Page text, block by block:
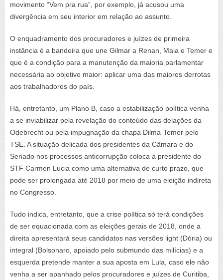
movimento “Vem pra rua”, por exemplo, já acusou uma
divergência em seu interior em relação ao assunto.
O enquadramento dos procuradores e juízes de primeira
instância é a bandeira que une Gilmar a Renan, Maia e Temer e
que é a condição para a manutenção da maioria parlamentar
necessária ao objetivo maior: aplicar uma das maiores derrotas
aos trabalhadores do país.
Há, entretanto, um Plano B, caso a estabilização política venha
a se inviabilizar pela revelação do conteúdo das delações da
Odebrecht ou pela impugnação da chapa Dilma-Temer pelo
TSE. A situação delicada dos presidentes da Câmara e do
Senado nos processos anticorrupção coloca a presidente do
STF Carmen Lucia como uma alternativa de curto prazo, que
pode ser prolongada até 2018 por meio de uma eleição indireta
no Congresso.
Tudo indica, entretanto, que a crise política só terá condições
de ser equacionada com as eleições gerais de 2018, onde a
direita apresentará seus candidatos nas versões light (Dória) ou
integral (Bolsonaro, apoiado pelo submundo das milícias) e a
esquerda pretende manter a sua aposta em Lula, caso ele não
venha a ser apanhado pelos procuradores e juízes de Curitiba,